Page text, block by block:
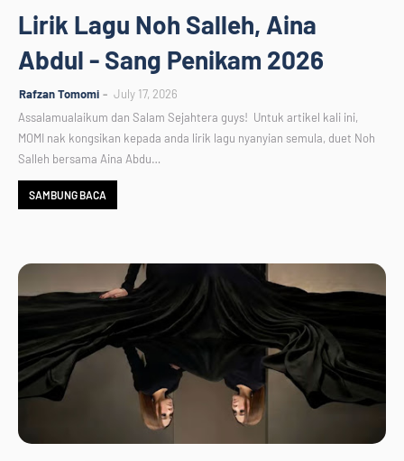
Lirik Lagu Noh Salleh, Aina
Abdul - Sang Penikam 2026
Rafzan Tomomi
July 17, 2026
Assalamualaikum dan Salam Sejahtera guys! Untuk artikel kali ini,
MOMI nak kongsikan kepada anda lirik lagu nyanyian semula, duet Noh
Salleh bersama Aina Abdu…
SAMBUNG BACA